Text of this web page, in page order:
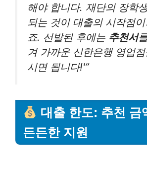
해야 합니다. 재단의 장학
되는 것이 대출의 시작점
죠. 선발된 후에는 추천서
겨 가까운 신한은행 영업
시면 됩니다!'”
대출 한도: 추천 금
든든한 지원